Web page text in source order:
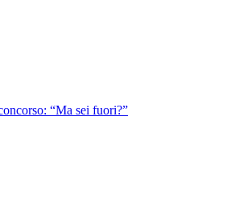
“Ma sei fuori?”